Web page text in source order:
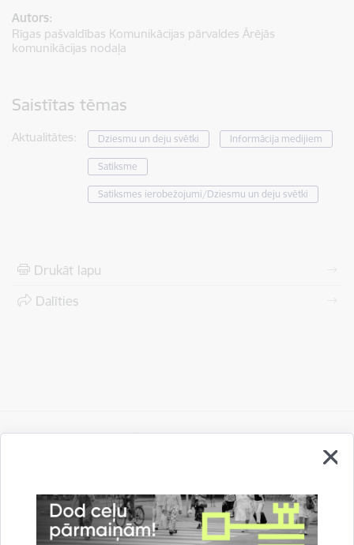
Autors:
Rīgas pašvaldības Komunikācijas pārvaldes Ārējās
komunikācijas nodaļa
Saistītas tēmas
Aktualitātes: Dziesmu un deju svētki Informācija medijiem
Satiksme
Satiksmes ierobežojumi/Dziesmu un deju svētki
Drukāt lapu
Dalīties